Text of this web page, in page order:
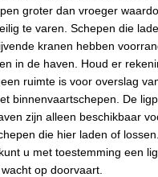
groter dan vroeger
te varen. Schepen die
kranen hebben
in de haven. Houd er
ruimte is voor overslag
binnenvaartschepen. De
zijn alleen beschikbaar
die hier laden of
u met toestemming een
op doorvaart.